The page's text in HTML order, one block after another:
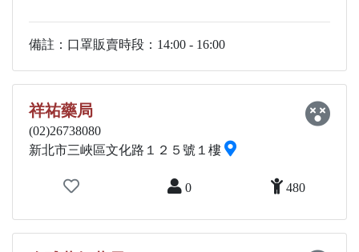
備註：口罩販賣時段：14:00 - 16:00
祥祐藥局
(02)26738080
新北市三峽區文化路１２５號１樓
0 480